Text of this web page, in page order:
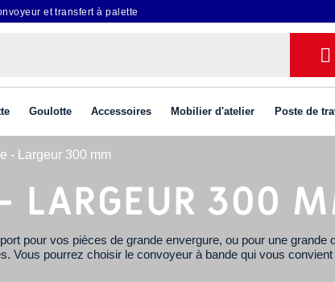
et transfert à palette
Goulotte Accessoires Mobilier d'atelier Poste de
- Largeur 300 mm
LARGEUR 300
pour vos pièces de grande envergure, ou pour une
Vous pourrez choisir le convoyeur à bande qui vous